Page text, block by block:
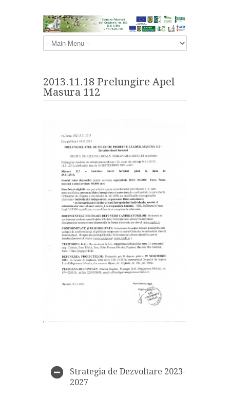
2013.11.18 Prelungire Apel
Masura 112
Strategia de Dezvoltare 2023-
2027